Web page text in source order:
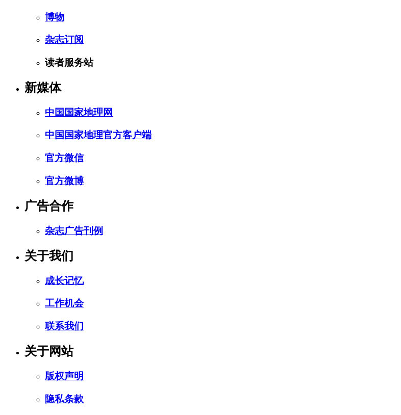
博物
杂志订阅
读者服务站
新媒体
中国国家地理网
中国国家地理官方客户端
官方微信
官方微博
广告合作
杂志广告刊例
关于我们
成长记忆
工作机会
联系我们
关于网站
版权声明
隐私条款